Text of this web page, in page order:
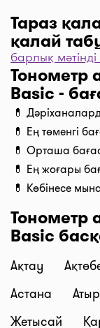
Тараз
қалай
түймесін,
…” және
Дәріханадағы
teka
Жеткізу
Тараз
пе? Қажетті
бойынша
түймесін
біздің
жұмысқа тиімді
жеткізудің
бастап 2500 тг.
және
барлық
Тонометр
Basic -
💊
💊 Ең төменгі
💊 Орташа
💊 Ең жоғары
💊 Көбінесе
Тонометр
Basic
Ақтау
Астана
Жетысай